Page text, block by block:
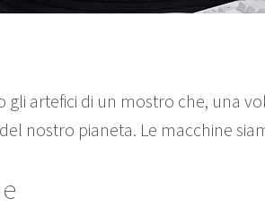
gli artefici di un mostro che, una
nostro pianeta. Le macchine